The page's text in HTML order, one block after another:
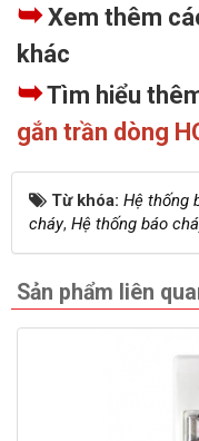
➥Xem thêm
khác
➥Tìm hiểu
gắn trần dòng
Từ khóa: Hệ thống
cháy, Hệ thống báo
Sản phẩm liên